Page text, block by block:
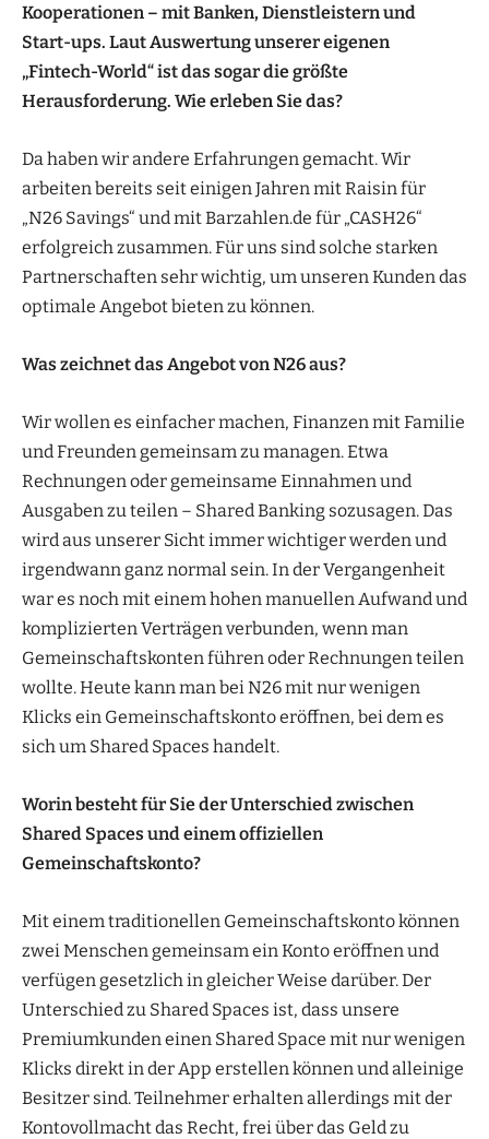
Kooperationen – mit Banken, Dienstleistern und
Start-ups. Laut Auswertung unserer eigenen
„Fintech-World“ ist das sogar die größte
Herausforderung. Wie erleben Sie das?
Da haben wir andere Erfahrungen gemacht. Wir
arbeiten bereits seit einigen Jahren mit Raisin für
„N26 Savings“ und mit Barzahlen.de für „CASH26“
erfolgreich zusammen. Für uns sind solche starken
Partnerschaften sehr wichtig, um unseren Kunden das
optimale Angebot bieten zu können.
Was zeichnet das Angebot von N26 aus?
Wir wollen es einfacher machen, Finanzen mit Familie
und Freunden gemeinsam zu managen. Etwa
Rechnungen oder gemeinsame Einnahmen und
Ausgaben zu teilen – Shared Banking sozusagen. Das
wird aus unserer Sicht immer wichtiger werden und
irgendwann ganz normal sein. In der Vergangenheit
war es noch mit einem hohen manuellen Aufwand und
komplizierten Verträgen verbunden, wenn man
Gemeinschaftskonten führen oder Rechnungen teilen
wollte. Heute kann man bei N26 mit nur wenigen
Klicks ein Gemeinschaftskonto eröffnen, bei dem es
sich um Shared Spaces handelt.
Worin besteht für Sie der Unterschied zwischen
Shared Spaces und einem offiziellen
Gemeinschaftskonto?
Mit einem traditionellen Gemeinschaftskonto können
zwei Menschen gemeinsam ein Konto eröffnen und
verfügen gesetzlich in gleicher Weise darüber. Der
Unterschied zu Shared Spaces ist, dass unsere
Premiumkunden einen Shared Space mit nur wenigen
Klicks direkt in der App erstellen können und alleinige
Besitzer sind. Teilnehmer erhalten allerdings mit der
Kontovollmacht das Recht, frei über das Geld zu